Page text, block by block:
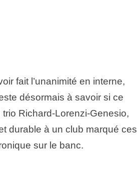
fait l’unanimité en interne,
désormais à savoir si ce
Richard-Lorenzi-Genesio,
durable à un club marqué ces
sur le banc.